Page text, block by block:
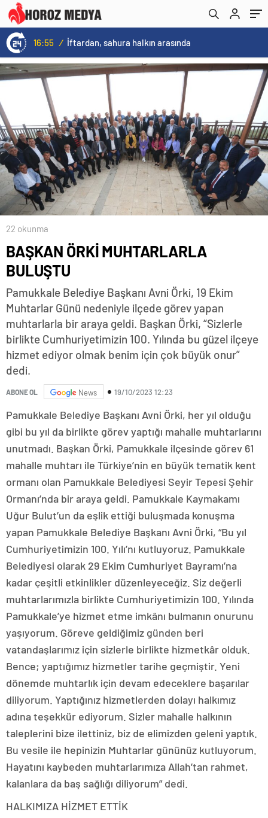
16:55 / İftardan, sahura halkın arasında
22 okunma
BAŞKAN ÖRKİ MUHTARLARLA
BULUŞTU
Pamukkale Belediye Başkanı Avni Örki, 19 Ekim
Muhtarlar Günü nedeniyle ilçede görev yapan
muhtarlarla bir araya geldi. Başkan Örki, “Sizlerle
birlikte Cumhuriyetimizin 100. Yılında bu güzel ilçeye
hizmet ediyor olmak benim için çok büyük onur”
dedi.
ABONE OL News 19/10/2023 12:23
Pamukkale Belediye Başkanı Avni Örki, her yıl olduğu
gibi bu yıl da birlikte görev yaptığı mahalle muhtarlarını
unutmadı. Başkan Örki, Pamukkale ilçesinde görev 61
mahalle muhtarı ile Türkiye’nin en büyük tematik kent
ormanı olan Pamukkale Belediyesi Seyir Tepesi Şehir
Ormanı’nda bir araya geldi. Pamukkale Kaymakamı
Uğur Bulut’un da eşlik ettiği buluşmada konuşma
yapan Pamukkale Belediye Başkanı Avni Örki, “Bu yıl
Cumhuriyetimizin 100. Yılı’nı kutluyoruz. Pamukkale
Belediyesi olarak 29 Ekim Cumhuriyet Bayramı’na
kadar çeşitli etkinlikler düzenleyeceğiz. Siz değerli
muhtarlarımızla birlikte Cumhuriyetimizin 100. Yılında
Pamukkale’ye hizmet etme imkânı bulmanın onurunu
yaşıyorum. Göreve geldiğimiz günden beri
vatandaşlarımız için sizlerle birlikte hizmetkâr olduk.
Bence; yaptığımız hizmetler tarihe geçmiştir. Yeni
dönemde muhtarlık için devam edeceklere başarılar
diliyorum. Yaptığınız hizmetlerden dolayı halkımız
adına teşekkür ediyorum. Sizler mahalle halkının
taleplerini bize ilettiniz, biz de elimizden geleni yaptık.
Bu vesile ile hepinizin Muhtarlar gününüz kutluyorum.
Hayatını kaybeden muhtarlarımıza Allah’tan rahmet,
kalanlara da baş sağlığı diliyorum” dedi.
HALKIMIZA HİZMET ETTİK